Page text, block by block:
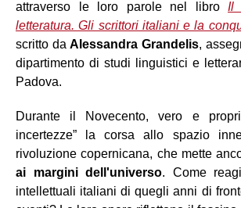
attraverso le loro parole nel libro Il
letteratura. Gli scrittori italiani e la
scritto daAlessandra Grandelis,
dipartimento di studi linguistici e
Padova.
Durante il Novecento, vero e
incertezze” la corsa allo spazio
rivoluzione copernicana, che mette
ai margini dell'universo. Come
intellettuali italiani di quegli anni di